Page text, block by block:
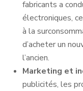
fabricants a
électroniques,
à la
d’acheter un
l’ancien.
Marketing et
publicités, les